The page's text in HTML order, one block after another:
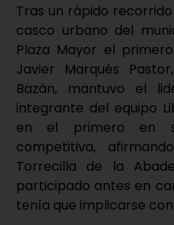
Tras un rápido
casco urbano del
Plaza Mayor el
Javier Marqués
Bazán, mantuvo el
integrante del equipo
en el primero en
competitiva,
Torrecilla de la
participado antes en
tenía que implicarse